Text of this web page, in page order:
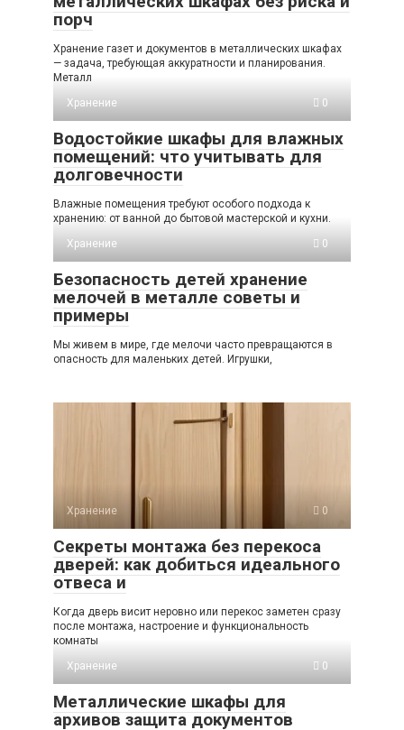
порч
Хранение газет и документов в металлических шкафах
— задача, требующая аккуратности и планирования.
Металл
Хранение
0
Водостойкие шкафы для влажных
помещений: что учитывать для
долговечности
Влажные помещения требуют особого подхода к
хранению: от ванной до бытовой мастерской и кухни.
Хранение
0
Безопасность детей хранение
мелочей в металле советы и
примеры
Мы живем в мире, где мелочи часто превращаются в
опасность для маленьких детей. Игрушки,
Хранение 0
Секреты монтажа без перекоса
дверей: как добиться идеального
отвеса и
Когда дверь висит неровно или перекос заметен сразу
после монтажа, настроение и функциональность
комнаты
Хранение
0
Металлические шкафы для
архивов защита документов